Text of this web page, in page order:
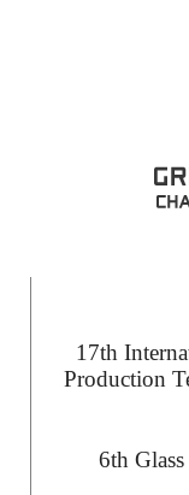
17th
Production
6th